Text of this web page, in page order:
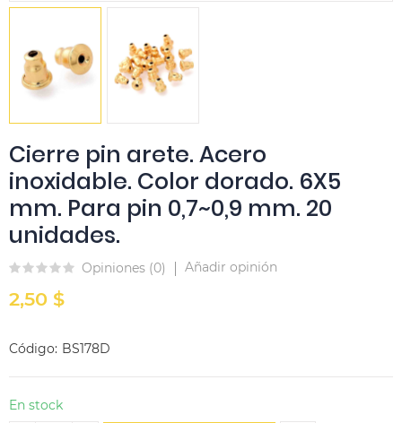
Cierre pin arete. Acero
inoxidable. Color dorado. 6X5
mm. Para pin 0,7~0,9 mm. 20
unidades.
Opiniones (0) Añadir opinión
2,50 $
Código BS178D
En stock